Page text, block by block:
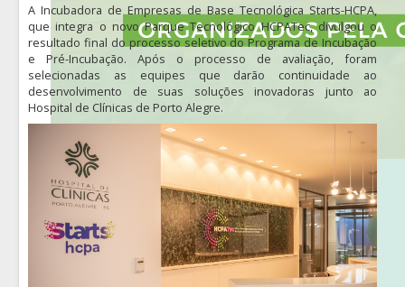
A Incubadora de Empresas de Base Tecnológica Starts-HCPA,
que integra o novo Parque Tecnológico HCPATec, divulgou o
resultado final do processo seletivo do Programa de Incubação
e Pré-Incubação. Após o processo de avaliação, foram
selecionadas as equipes que darão continuidade ao
desenvolvimento de suas soluções inovadoras junto ao
Hospital de Clínicas de Porto Alegre.